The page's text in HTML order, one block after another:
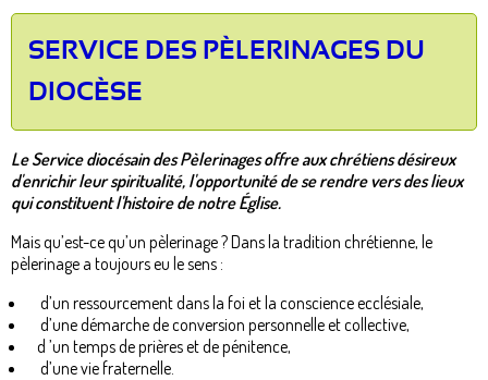
SERVICE DES PÈLERINAGES DU
DIOCÈSE
Le Service diocésain des Pèlerinages offre aux chrétiens désireux
d'enrichir leur spiritualité, l'opportunité de se rendre vers des lieux
qui constituent l'histoire de notre Église.
Mais qu’est-ce qu’un pèlerinage ? Dans la tradition chrétienne, le
pèlerinage a toujours eu le sens :
d’un ressourcement dans la foi et la conscience ecclésiale,
d’une démarche de conversion personnelle et collective,
d ’un temps de prières et de pénitence,
d’une vie fraternelle.